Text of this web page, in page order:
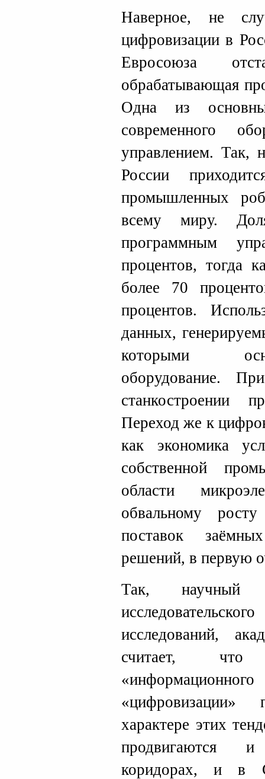
Наверное, не
цифровизации в
Евросоюза
обрабатывающая
Одна из
современного
управлением. Так,
России
промышленных
всему миру.
программным
процентов,
более 70
процентов.
данных,
которыми
оборудование.
станкостроении
Переход же к
как экономика
собственной
области
обвальному
поставок
решений, в первую
Так, научный
исследований,
считает, что
характере этих
продвигаются
коридорах, и в